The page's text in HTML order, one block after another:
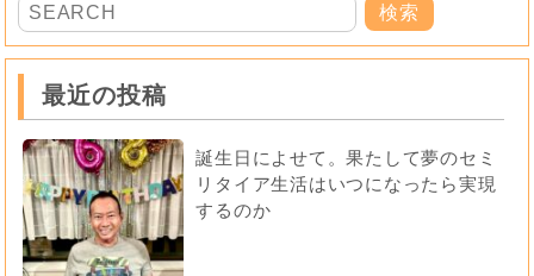
最近の投稿
誕生日によせて。果たして夢のセミ
リタイア生活はいつになったら実現
するのか